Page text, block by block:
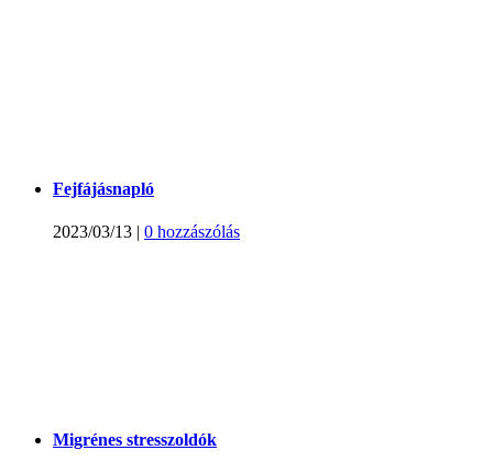
Fejfájásnapló
2023/03/13 | 0 hozzászólás
Migrénes stresszoldók